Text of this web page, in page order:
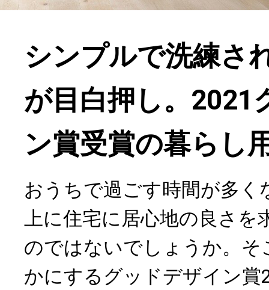
シンプルで洗練さ
が目白押し。2021
ン賞受賞の暮らし
おうちで過ごす時間が多く
上に住宅に居心地の良さを
のではないでしょうか。そ
かにするグッドデザイン賞